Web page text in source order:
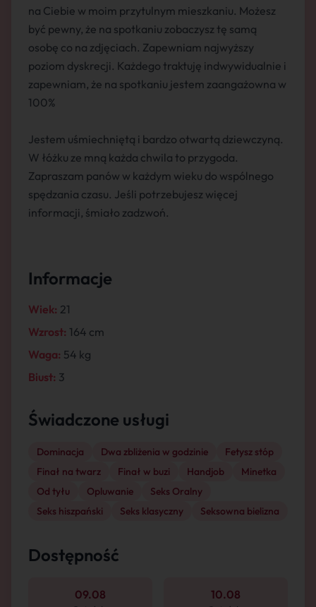
na Ciebie w moim przytulnym mieszkaniu. Możesz
być pewny, że na spotkaniu zobaczysz tę samą
osobę co na zdjęciach. Zapewniam najwyższy
poziom dyskrecji. Każdego traktuję indwywidualnie i
zapewniam, że na spotkaniu jestem zaangażowna w
100%
Jestem uśmiechniętą i bardzo otwartą dziewczyną.
W łóżku ze mną każda chwila to przygoda.
Zapraszam panów w każdym wieku do wspólnego
spędzania czasu. Jeśli potrzebujesz więcej
informacji, śmiało zadzwoń.
Informacje
Wiek: 21
Wzrost: 164 cm
Waga: 54 kg
Biust: 3
Świadczone usługi
Dominacja Dwa zbliżenia w godzinie
Fetysz stóp
Finał na twarz
Finał w buzi Handjob
Minetka
Od tyłu
Opluwanie
Seks Oralny
Seks hiszpański
Seks klasyczny Seksowna bielizna
Dostępność
09.08 10.08